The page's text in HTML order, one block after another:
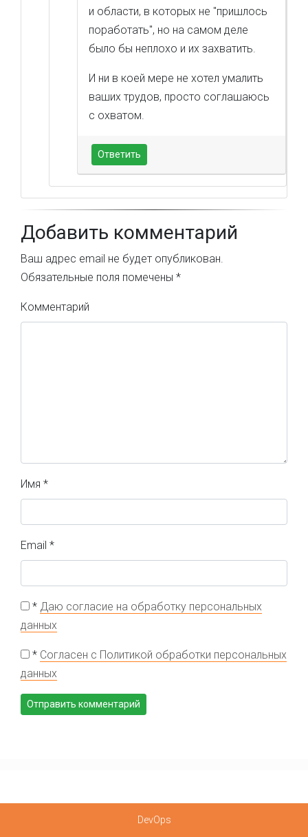
и области, в которых не "пришлось
поработать", но на самом деле
было бы неплохо и их захватить.
И ни в коей мере не хотел умалить
ваших трудов, просто соглашаюсь
с охватом.
Ответить
Добавить комментарий
Ваш адрес email не будет опубликован.
Обязательные поля помечены *
Комментарий
Имя *
Email *
* Даю согласие на обработку персональных
данных
* Согласен с Политикой обработки персональных
данных
DevOps